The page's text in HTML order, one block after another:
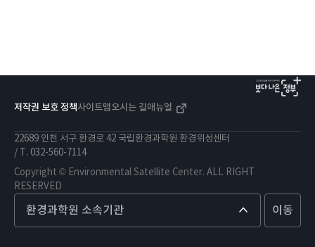
저작권 보호 정책사이트맵오시는 길매뉴얼
22689 인천 서구 환경로 42 국립환경과학원 환경위성센터
/ T. 032-560-7114
Copyright © Environmental Satellite Center. ALL RIGHT
RESERVED
환경과학원 소속기관 이동